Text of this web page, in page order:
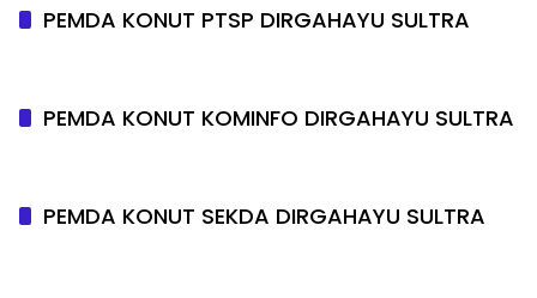
PEMDA KONUT PTSP DIRGAHAYU SULTRA
PEMDA KONUT KOMINFO DIRGAHAYU SULTRA
PEMDA KONUT SEKDA DIRGAHAYU SULTRA